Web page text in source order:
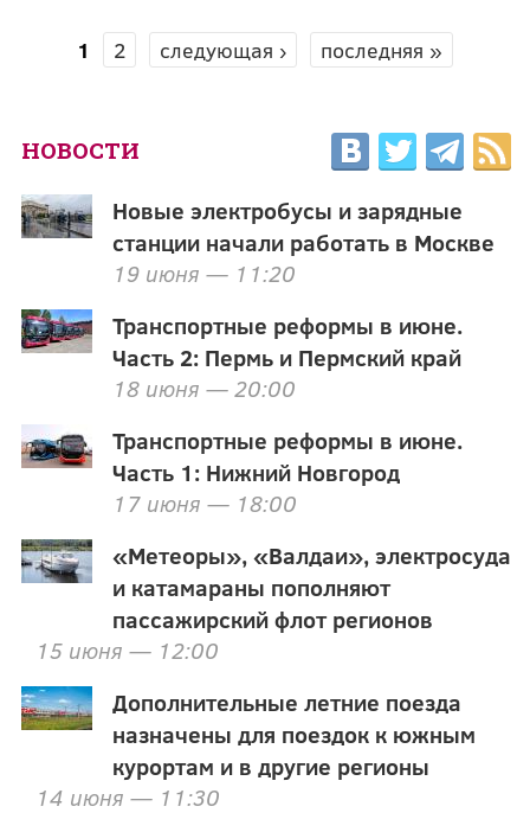
СТРАНИЦЫ
1 2 следующая › последняя »
НОВОСТИ
Новые электробусы и зарядные
станции начали работать в Москве
19 июня — 11:20
Транспортные реформы в июне.
Часть 2: Пермь и Пермский край
18 июня — 20:00
Транспортные реформы в июне.
Часть 1: Нижний Новгород
17 июня — 18:00
«Метеоры», «Валдаи», электросуда
и катамараны пополняют
пассажирский флот регионов
15 июня — 12:00
Дополнительные летние поезда
назначены для поездок к южным
курортам и в другие регионы
14 июня — 11:30